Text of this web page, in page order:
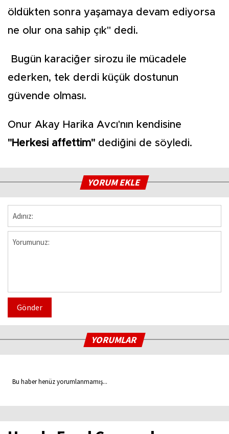
öldükten sonra yaşamaya devam ediyorsa
ne olur ona sahip çık" dedi.
Bugün karaciğer sirozu ile mücadele
ederken, tek derdi küçük dostunun
güvende olması.
Onur Akay Harika Avcı'nın kendisine
"Herkesi affettim" dediğini de söyledi.
YORUM EKLE
Gönder
YORUMLAR
Bu haber henüz yorumlanmamış...